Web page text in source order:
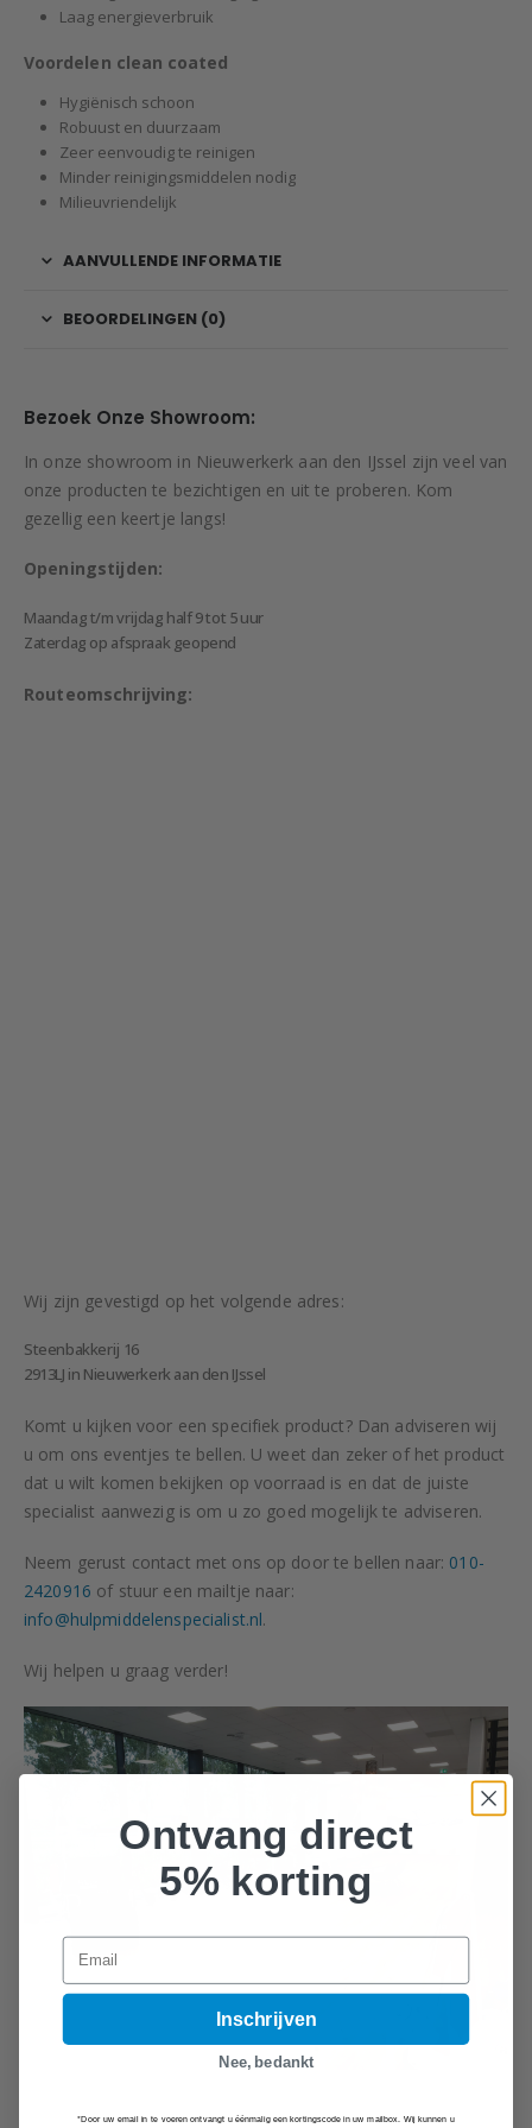
Laag energieverbruik
Voordelen clean coated
Hygiënisch schoon
Robuust en duurzaam
Zeer eenvoudig te reinigen
Minder reinigingsmiddelen nodig
Milieuvriendelijk
AANVULLENDE INFORMATIE
BEOORDELINGEN (0)
Bezoek Onze Showroom:
In onze showroom in Nieuwerkerk aan den IJssel zijn veel van
onze producten te bezichtigen en uit te proberen. Kom
gezellig een keertje langs!
Openingstijden:
Maandag t/m vrijdag half 9 tot 5 uur
Zaterdag op afspraak geopend
Routeomschrijving:
Wij zijn gevestigd op het volgende adres:
Steenbakkerij 16
2913LJ in Nieuwerkerk aan den IJssel
Komt u kijken voor een specifiek product? Dan adviseren wij
u om ons eventjes te bellen. U weet dan zeker of het product
dat u wilt komen bekijken op voorraad is en dat de juiste
specialist aanwezig is om u zo goed mogelijk te adviseren.
Neem gerust contact met ons op door te bellen naar: 010-
2420916 of stuur een mailtje naar:
info@hulpmiddelenspecialist.nl.
Wij helpen u graag verder!
Ontvang direct
5% korting
Email
Inschrijven
Nee, bedankt
*Door uw email in te voeren ontvangt u éénmalig een kortingscode in uw mailbox. Wij kunnen u